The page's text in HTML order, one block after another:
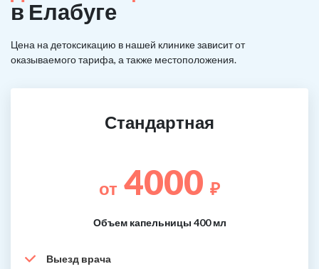
в Елабуге
Цена на детоксикацию в нашей клинике зависит от
оказываемого тарифа, а также местоположения.
Стандартная
от 4000 ₽
Объем капельницы 400 мл
Выезд врача